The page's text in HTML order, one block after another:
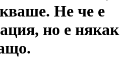
Не че е
но е някак